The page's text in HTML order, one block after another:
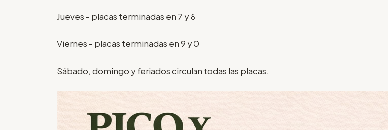
Jueves - placas terminadas en 7 y 8
Viernes - placas terminadas en 9 y 0
Sábado, domingo y feriados circulan todas las placas.